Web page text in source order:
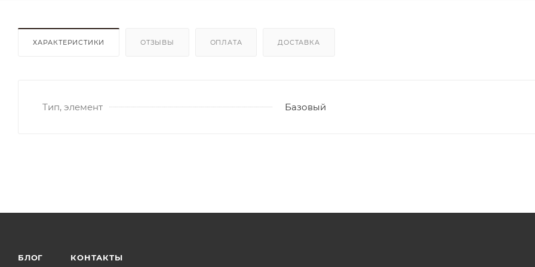
ХАРАКТЕРИСТИКИ ОТЗЫВЫ ОПЛАТА ДОСТАВКА
Тип, элемент Базовый
БЛОГ КОНТАКТЫ